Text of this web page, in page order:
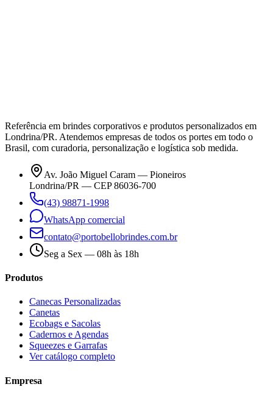
Referência em brindes corporativos e produtos personalizados em
Londrina/PR. Atendemos empresas de todos os portes em todo o
Brasil, com curadoria, personalização e logística sob medida.
Av. João Miguel Caram — Pioneiros
Londrina/PR — CEP 86036-700
(43) 98871-1998
WhatsApp comercial
contato@portobellobrindes.com.br
Seg a Sex — 08h às 18h
Produtos
Canecas Personalizadas
Canetas
Ecobags e Sacolas
Cadernos e Agendas
Squeezes e Garrafas
Ver catálogo completo
Empresa